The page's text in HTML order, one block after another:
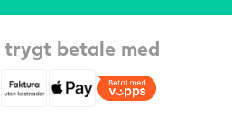
trygt betale med